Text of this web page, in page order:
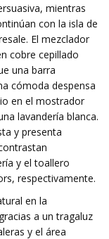
mientras
con la isla de
El mezclador
cobre cepillado
una barra
cómoda despensa
en el mostrador
lavandería blanca.
y presenta
y el toallero
respectivamente.
en la
a un tragaluz
y el área